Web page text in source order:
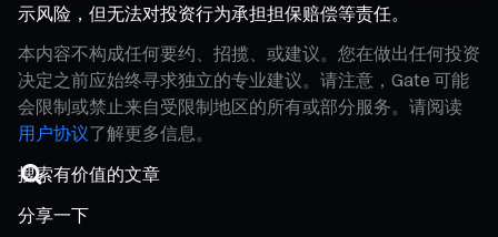
示风险，但无法对投资行为承担担保赔偿等责任。
本内容不构成任何要约、招揽、或建议。您在做出任何投资
决定之前应始终寻求独立的专业建议。请注意，Gate 可能
会限制或禁止来自受限制地区的所有或部分服务。请阅读
用户协议了解更多信息。
分享一下